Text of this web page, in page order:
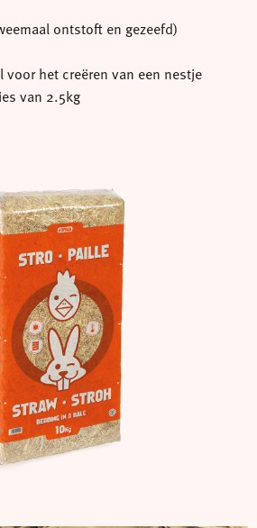
ontstoft en gezeefd)
voor het creëren van een nestje
van 2.5kg